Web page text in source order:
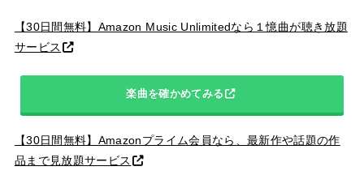
【30日間無料】Amazon Music Unlimitedなら１憶曲が聴き放題
サービス
楽曲を確かめてみる
【30日間無料】Amazonプライム会員なら、最新作や話題の作
品まで見放題サービス